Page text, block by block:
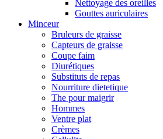
Nettoyage des oreilles
Gouttes auriculaires
Minceur
Bruleurs de graisse
Capteurs de graisse
Coupe faim
Diurétiques
Substituts de repas
Nourriture dietetique
The pour maigrir
Hommes
Ventre plat
Crèmes